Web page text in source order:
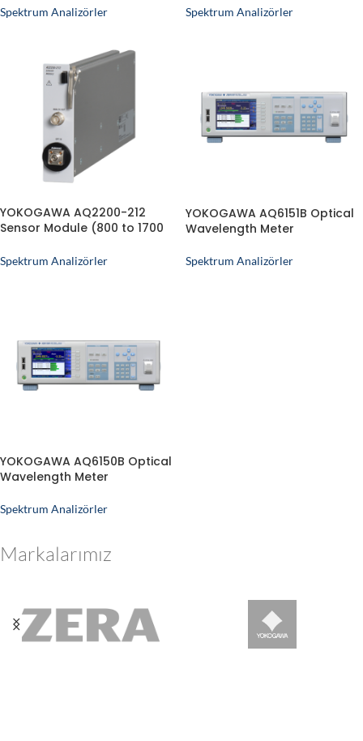
Spektrum Analizörler Spektrum Analizörler
YOKOGAWA AQ2200-212
Sensor Module (800 to 1700
Spektrum Analizörler
YOKOGAWA AQ6151B Optical
Wavelength Meter
Spektrum Analizörler
YOKOGAWA AQ6150B Optical
Wavelength Meter
Spektrum Analizörler
Markalarımız